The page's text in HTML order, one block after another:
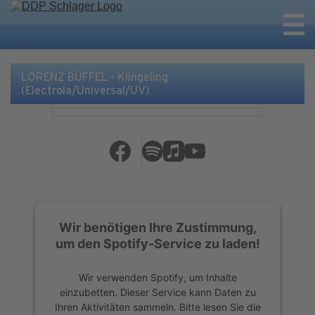
LORENZ BÜFFEL - Klingeling
(Electrola/Universal/UV)
Wir benötigen Ihre Zustimmung,
um den Spotify-Service zu laden!
Wir verwenden Spotify, um Inhalte
einzubetten. Dieser Service kann Daten zu
Ihren Aktivitäten sammeln. Bitte lesen Sie die